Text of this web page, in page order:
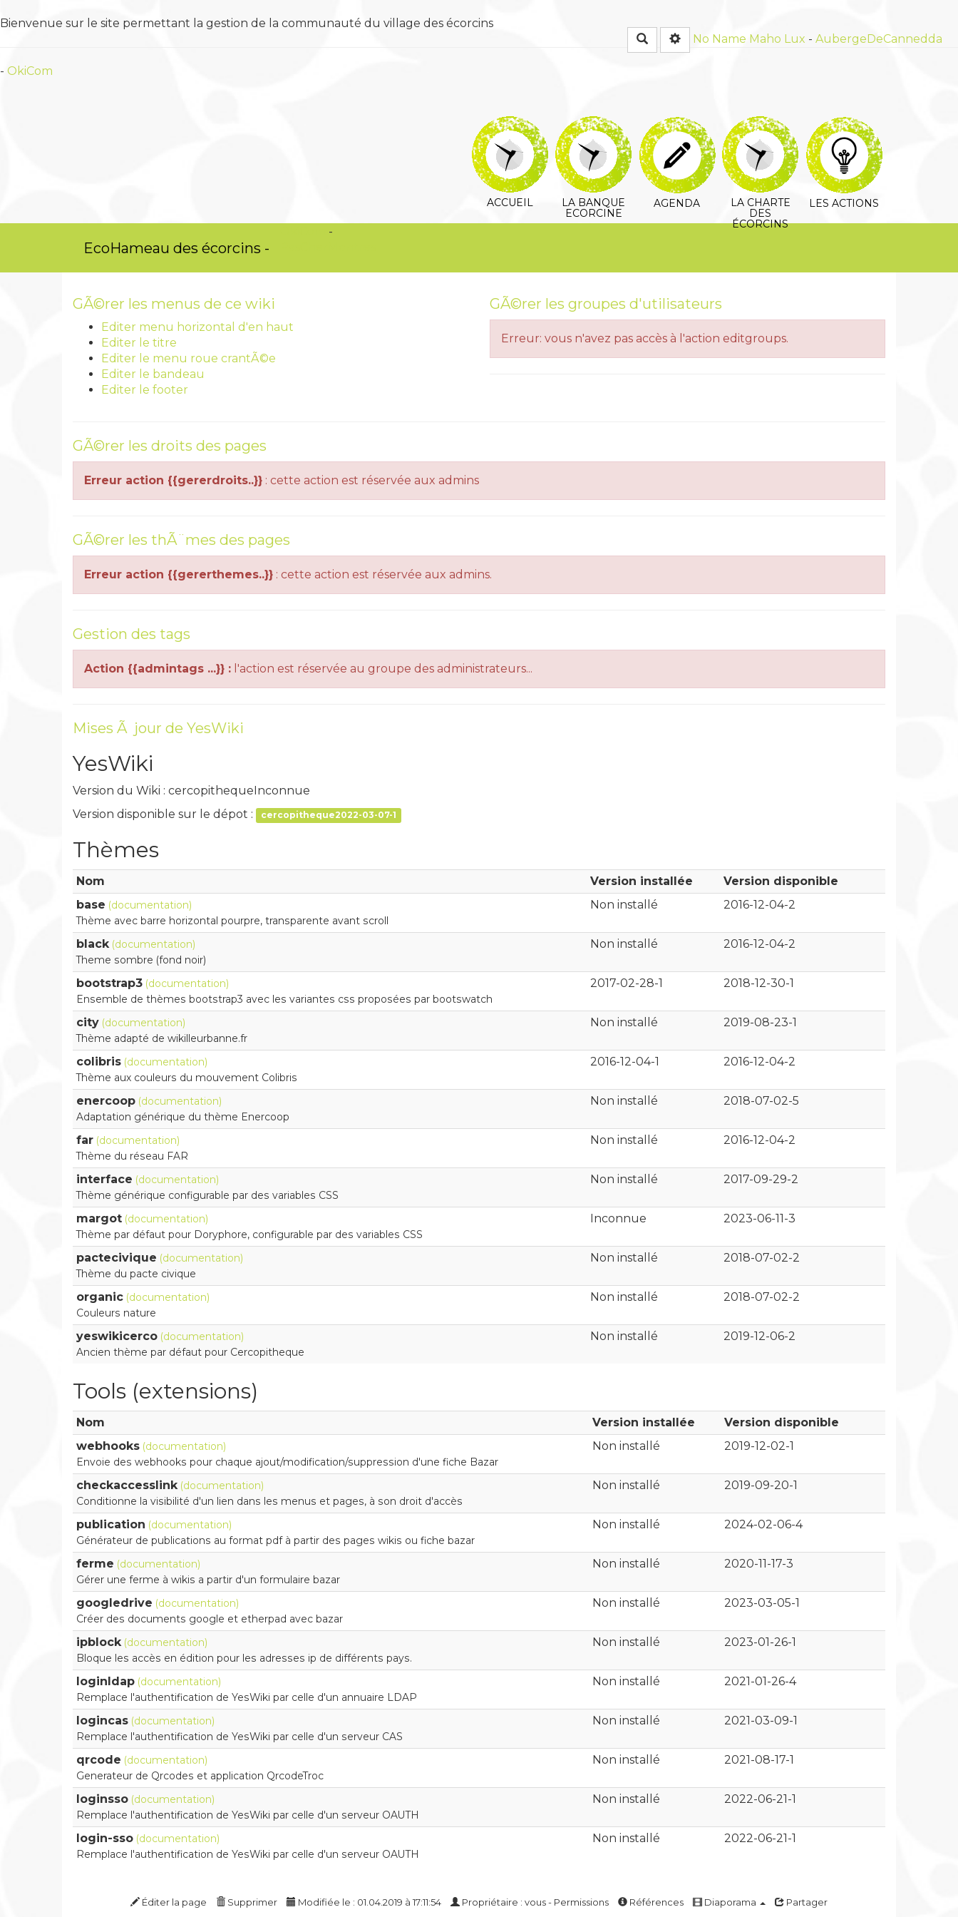
RechercherNo Name Maho Lux - AubergeDeCannedda
Bienvenue sur le site permettant la gestion de la communauté du village des écorcins
- OkiCom
EcoHameau des écorcins -
-
ACCUEIL
LA BANQUE
ECORCINE
AGENDA
LA CHARTE
DES
ÉCORCINS
LES ACTIONS
GÃ©rer les menus de ce wiki
Editer menu horizontal d'en haut
Editer le titre
Editer le menu roue crantÃ©e
Editer le bandeau
Editer le footer
GÃ©rer les groupes d'utilisateurs
Erreur: vous n'avez pas accès à l'action editgroups.
GÃ©rer les droits des pages
Erreur action {{gererdroits..}} : cette action est réservée aux admins
GÃ©rer les thÃ¨mes des pages
Erreur action {{gererthemes..}} : cette action est réservée aux admins.
Gestion des tags
Action {{admintags ...}} : l'action est réservée au groupe des administrateurs...
Mises Ã jour de YesWiki
YesWiki
Version du Wiki : cercopithequeInconnue
Version disponible sur le dépot :
cercopitheque2022-03-07-1
Thèmes
Nom Version installée
Version disponible
base (documentation)
Thème avec barre horizontal pourpre, transparente avant scroll
Non installé 2016-12-04-2
black (documentation)
Theme sombre (fond noir)
Non installé 2016-12-04-2
bootstrap3 (documentation)
Ensemble de thèmes bootstrap3 avec les variantes css proposées par bootswatch
2017-02-28-1 2018-12-30-1
city (documentation)
Thème adapté de wikilleurbanne.fr
Non installé 2019-08-23-1
colibris (documentation)
Thème aux couleurs du mouvement Colibris
2016-12-04-1 2016-12-04-2
enercoop (documentation)
Adaptation générique du thème Enercoop
Non installé 2018-07-02-5
far (documentation)
Thème du réseau FAR
Non installé 2016-12-04-2
interface (documentation)
Thème générique configurable par des variables CSS
Non installé 2017-09-29-2
margot (documentation)
Thème par défaut pour Doryphore, configurable par des variables CSS
Inconnue 2023-06-11-3
pactecivique (documentation)
Thème du pacte civique
Non installé 2018-07-02-2
organic (documentation)
Couleurs nature
Non installé 2018-07-02-2
yeswikicerco (documentation)
Ancien thème par défaut pour Cercopitheque
Non installé 2019-12-06-2
Tools (extensions)
Nom Version installée
Version disponible
webhooks (documentation)
Envoie des webhooks pour chaque ajout/modification/suppression d'une fiche Bazar
Non installé 2019-12-02-1
checkaccesslink (documentation)
Conditionne la visibilité d'un lien dans les menus et pages, à son droit d'accès
Non installé 2019-09-20-1
publication (documentation)
Générateur de publications au format pdf à partir des pages wikis ou fiche bazar
Non installé 2024-02-06-4
ferme (documentation)
Gérer une ferme à wikis a partir d'un formulaire bazar
Non installé 2020-11-17-3
googledrive (documentation)
Créer des documents google et etherpad avec bazar
Non installé 2023-03-05-1
ipblock (documentation)
Bloque les accès en édition pour les adresses ip de différents pays.
Non installé 2023-01-26-1
loginldap (documentation)
Remplace l'authentification de YesWiki par celle d'un annuaire LDAP
Non installé 2021-01-26-4
logincas (documentation)
Remplace l'authentification de YesWiki par celle d'un serveur CAS
Non installé 2021-03-09-1
qrcode (documentation)
Generateur de Qrcodes et application QrcodeTroc
Non installé 2021-08-17-1
loginsso (documentation)
Remplace l'authentification de YesWiki par celle d'un serveur OAUTH
Non installé 2022-06-21-1
login-sso (documentation)
Remplace l'authentification de YesWiki par celle d'un serveur OAUTH
Non installé 2022-06-21-1
Éditer la page Supprimer Modifiée le : 01.04.2019 à 17:11:54 Propriétaire : vous - Permissions Références Diaporama Partager